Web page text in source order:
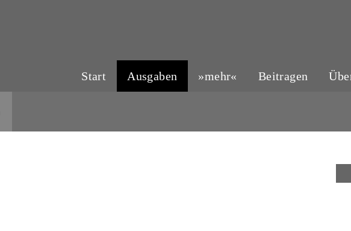
Start Ausgaben »mehr« Beitragen